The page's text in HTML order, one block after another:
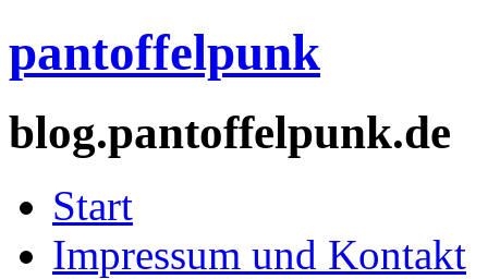
pantoffelpunk
blog.pantoffelpunk.de
Start
Impressum und Kontakt